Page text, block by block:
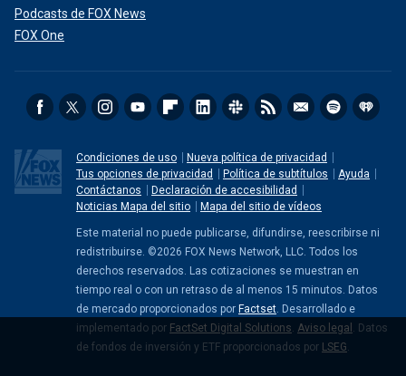
Podcasts de FOX News
FOX One
Condiciones de uso
Nueva política de privacidad
Tus opciones de privacidad
Política de subtítulos
Ayuda
Contáctanos
Declaración de accesibilidad
Noticias Mapa del sitio
Mapa del sitio de vídeos
Este material no puede publicarse, difundirse, reescribirse ni
redistribuirse. ©2026 FOX News Network, LLC. Todos los
derechos reservados. Las cotizaciones se muestran en
tiempo real o con un retraso de al menos 15 minutos. Datos
de mercado proporcionados por Factset . Desarrollado e
implementado por FactSet Digital Solutions Aviso legal
. Datos
de fondos de inversión y ETF proporcionados por LSEG